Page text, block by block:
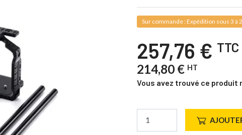
Sur commande : Expédition sous 3 à
257,76 € TTC
214,80 € HT
Vous avez trouvé ce produit